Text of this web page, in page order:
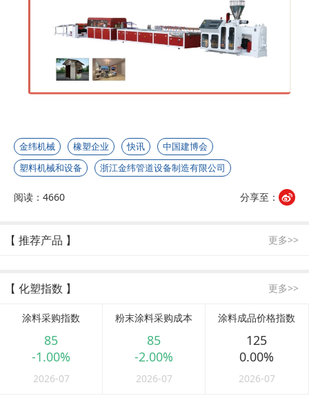
金纬机械 橡塑企业 快讯
中国建博会
塑料机械和设备
浙江金纬管道设备制造有限公司
阅读：4660 分享至：
【 推荐产品 】 更多>>
【 化塑指数 】 更多>>
涂料采购指数
85
-1.00%
2026-07
粉末涂料采购成本
85
-2.00%
2026-07
涂料成品价格指数
125
0.00%
2026-07